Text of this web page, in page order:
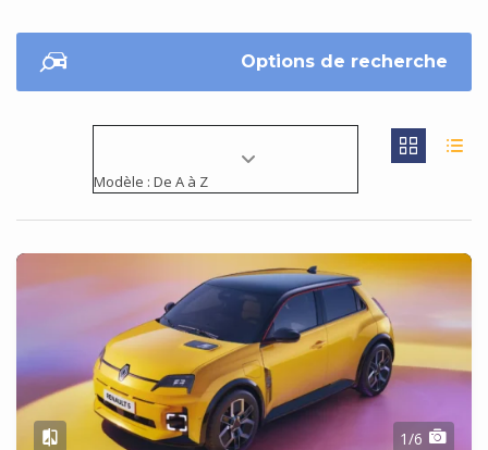
Options de recherche
Modèle : De A à Z
1/6